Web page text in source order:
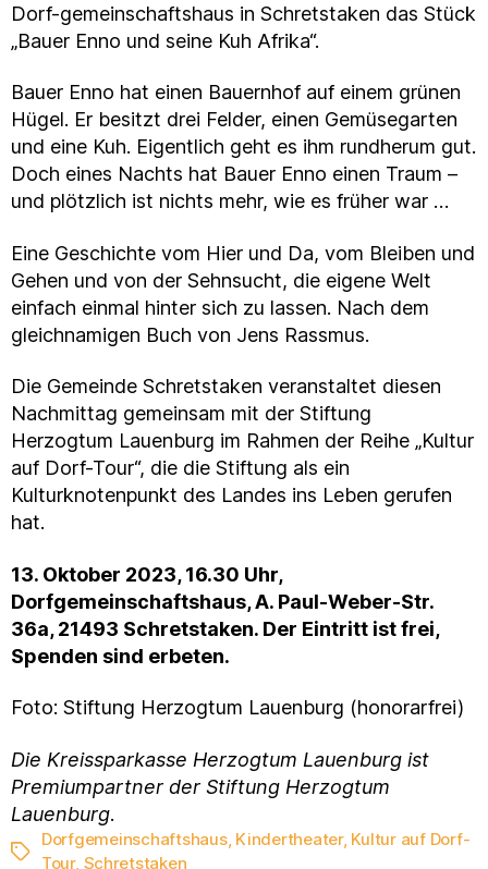
Dorf-gemeinschaftshaus in Schretstaken das Stück
„Bauer Enno und seine Kuh Afrika“.
Bauer Enno hat einen Bauernhof auf einem grünen
Hügel. Er besitzt drei Felder, einen Gemüsegarten
und eine Kuh. Eigentlich geht es ihm rundherum gut.
Doch eines Nachts hat Bauer Enno einen Traum –
und plötzlich ist nichts mehr, wie es früher war …
Eine Geschichte vom Hier und Da, vom Bleiben und
Gehen und von der Sehnsucht, die eigene Welt
einfach einmal hinter sich zu lassen. Nach dem
gleichnamigen Buch von Jens Rassmus.
Die Gemeinde Schretstaken veranstaltet diesen
Nachmittag gemeinsam mit der Stiftung
Herzogtum Lauenburg im Rahmen der Reihe „Kultur
auf Dorf-Tour“, die die Stiftung als ein
Kulturknotenpunkt des Landes ins Leben gerufen
hat.
13. Oktober 2023, 16.30 Uhr,
Dorfgemeinschaftshaus, A. Paul-Weber-Str.
36a, 21493 Schretstaken. Der Eintritt ist frei,
Spenden sind erbeten.
Foto: Stiftung Herzogtum Lauenburg (honorarfrei)
Die Kreissparkasse Herzogtum Lauenburg ist
Premiumpartner der Stiftung Herzogtum
Lauenburg.
Schlagwörter
Dorfgemeinschaftshaus, Kindertheater, Kultur auf Dorf-
Tour, Schretstaken